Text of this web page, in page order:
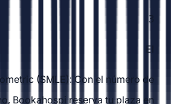
3
El
(SMLE): Con el número de